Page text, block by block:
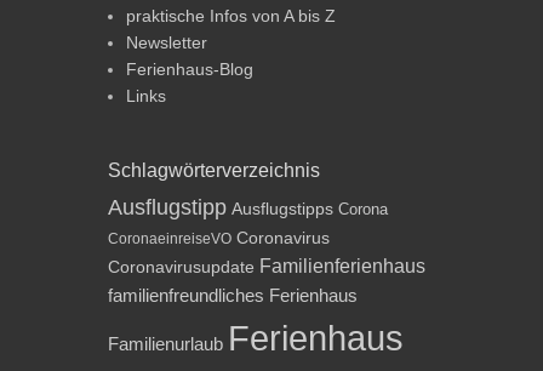
praktische Infos von A bis Z
Newsletter
Ferienhaus-Blog
Links
Schlagwörterverzeichnis
Ausflugstipp Ausflugstipps Corona
CoronaeinreiseVO Coronavirus
Coronavirusupdate Familienferienhaus
familienfreundliches Ferienhaus
Familienurlaub Ferienhaus